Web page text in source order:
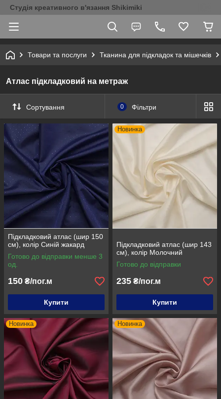
Студія креативного в'язання Shikimiki
Товари та послуги Тканина для підкладок та мішечків
Атлас підкладковий на метраж
Сортування 0 Фільтри
Підкладковий атлас (шир 150
см), колір Синій жакард
Готово до відправки менше 3
од.
150 ₴/пог.м
Купити
Новинка
Підкладковий атлас (шир 143
см), колір Молочний
Готово до відправки
235 ₴/пог.м
Купити
Новинка Новинка